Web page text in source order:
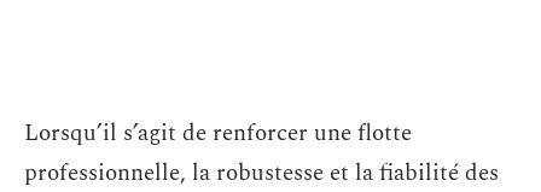
Lorsqu’il s’agit de renforcer une flotte
professionnelle, la robustesse et la fiabilité des